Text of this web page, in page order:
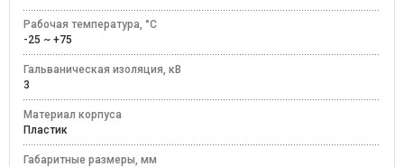
Рабочая температура, °C
-25 ~ +75
Гальваническая изоляция, кВ
3
Материал корпуса
Пластик
Габаритные размеры, мм